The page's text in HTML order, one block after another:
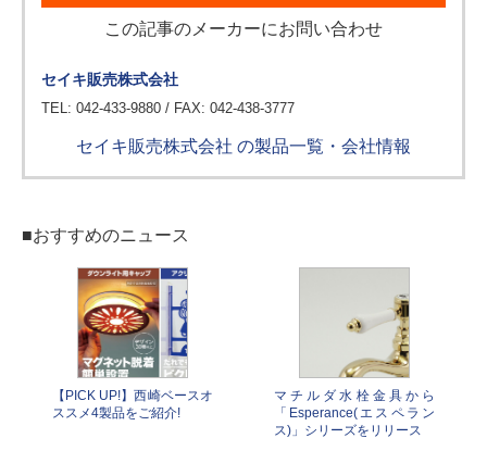
この記事のメーカーにお問い合わせ
セイキ販売株式会社
TEL: 042-433-9880 / FAX: 042-438-3777
セイキ販売株式会社 の製品一覧・会社情報
■おすすめのニュース
【PICK UP!】西崎ベースオ
ススメ4製品をご紹介!
マチルダ水栓金具から
「Esperance(エスペラン
ス)」シリーズをリリース